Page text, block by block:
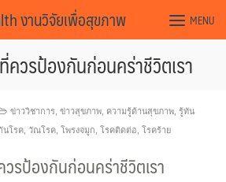
งานวิจัยเพื่อสุขภาพ MENU
ควรป้องกันก่อนคร่าชีวิตเรา
ข่าววิชาการ ข่าวสุขภาพ ความรู้ด้านสุขภาพ รู้ทัน
นโรค วัณโรค โพรงจมูก โรคติดต่อ โรคร้าย
วรป้องกันก่อนคร่าชีวิตเรา